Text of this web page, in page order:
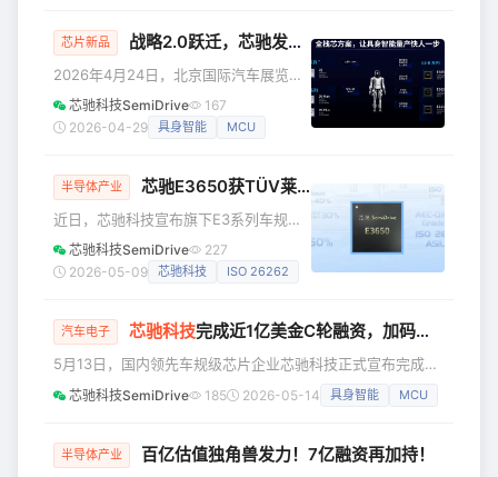
为国产高端汽
技正在将车规芯片领域的技术和市场优
侧智能领域，成为工业机器人、具身智
能和智能家居等场景的核心算力平台。
（芯擎科技创始人兼CEO 汪凯博士）
迁
芯片新品 战略2.0跃迁，芯驰发布面向具身智能的全栈「芯」方案
2026年4月24日，北京国际汽车展览会
上，芯驰科技重磅发布战略2.0：从行驶
智能迈向通用智能。芯驰凭借深厚的车
芯片解决方案。 战略2.0：技术同源、供
能计算、极端环境可靠性、纳秒级实时
响应、多总线通信、功能安全与信息安
全、长期供货保障——六大维度上的高
想
芯驰科技SemiDrive
167
2026-04-29
具身智能 MCU
半导体产业 芯驰E3650获TÜV莱茵ASIL D功能安全产品认证，同步提供全栈ASIL D安全软件方案
近日，芯驰科技宣布旗下E3系列车规
MCU旗舰产品**E3650成功通过TÜV
莱茵ISO 26262 ASIL D功能安全产品认
库，为下一代汽车电子电气架构提供从
E3650是面向新一代智控场景的22nm车
规旗舰MCU，已实现规模化量产并通过
芯驰科技SemiDrive
227
2026-05-09
芯驰科技 ISO 26262
汽车电子 芯驰科技完成近1亿美金C轮融资，加码汽车到具身智能全栈「芯」突破
5月13日，国内领先车规级芯片企业芯驰科技正式宣布完成近
1亿美金C轮融资。本轮融资由苏产投领投，陕汽鸿德投资作
资落地，将进一步巩固芯驰科技在车规芯片领域的技术壁垒、
芯驰科技SemiDrive 185 2026-05-14 具身智能 MCU
半导体产业 百亿估值独角兽发力！7亿融资再加持！